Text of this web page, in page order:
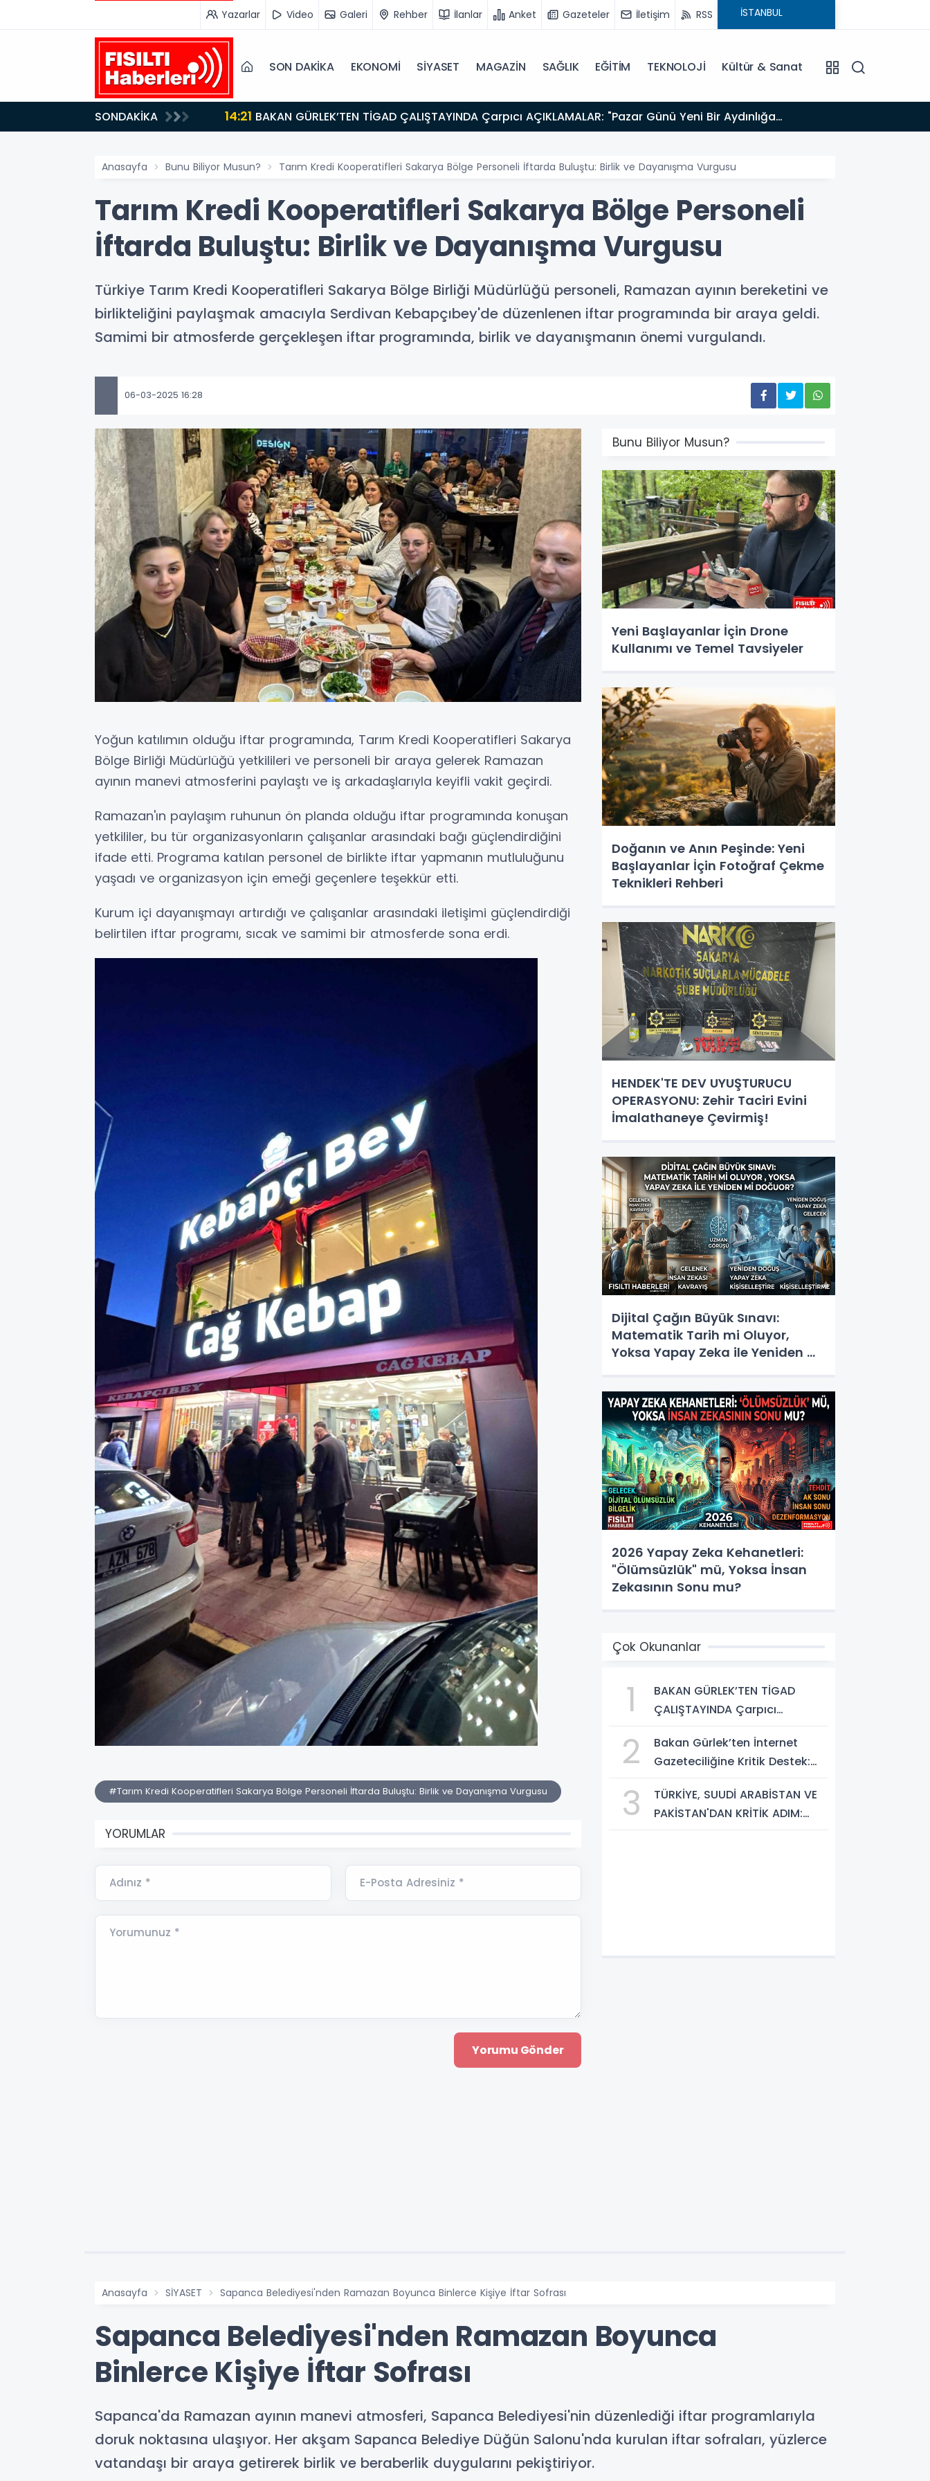
Yazarlar Video Galeri Rehber İlanlar Anket Gazeteler İletişim RSS
SON DAKİKA EKONOMİ SİYASET MAGAZİN SAĞLIK EĞİTİM TEKNOLOJİ Kültür & Sanat
SONDAKİKA 14:21
Uyanacağız"
Anasayfa Bunu Biliyor Musun? Tarım Kredi Kooperatifleri Sakarya Bölge Personeli İftarda Buluştu: Birlik ve Dayanışma Vurgusu
Tarım Kredi Kooperatifleri Sakarya Bölge Personeli
İftarda Buluştu: Birlik ve Dayanışma Vurgusu
Türkiye Tarım Kredi Kooperatifleri Sakarya Bölge Birliği Müdürlüğü personeli, Ramazan ayının bereketini ve
birlikteliğini paylaşmak amacıyla Serdivan Kebapçıbey'de düzenlenen iftar programında bir araya geldi.
Samimi bir atmosferde gerçekleşen iftar programında, birlik ve dayanışmanın önemi vurgulandı.
06-03-2025 16:28
Yoğun katılımın olduğu iftar programında, Tarım Kredi Kooperatifleri Sakarya
Bölge Birliği Müdürlüğü yetkilileri ve personeli bir araya gelerek Ramazan
ayının manevi atmosferini paylaştı ve iş arkadaşlarıyla keyifli vakit geçirdi.
Ramazan'ın paylaşım ruhunun ön planda olduğu iftar programında konuşan
yetkililer, bu tür organizasyonların çalışanlar arasındaki bağı güçlendirdiğini
ifade etti. Programa katılan personel de birlikte iftar yapmanın mutluluğunu
yaşadı ve organizasyon için emeği geçenlere teşekkür etti.
Kurum içi dayanışmayı artırdığı ve çalışanlar arasındaki iletişimi güçlendirdiği
belirtilen iftar programı, sıcak ve samimi bir atmosferde sona erdi.
#Tarım Kredi Kooperatifleri Sakarya Bölge Personeli İftarda Buluştu: Birlik ve Dayanışma Vurgusu
YORUMLAR
Adınız * E-Posta Adresiniz *
Yorumunuz *
Bunu Biliyor Musun?
Yeni Başlayanlar İçin Drone
Kullanımı ve Temel Tavsiyeler
Doğanın ve Anın Peşinde: Yeni
Başlayanlar İçin Fotoğraf Çekme
Teknikleri Rehberi
HENDEK'TE DEV UYUŞTURUCU
OPERASYONU: Zehir Taciri Evini
İmalathaneye Çevirmiş!
Dijital Çağın Büyük Sınavı:
Matematik Tarih mi Oluyor,
Yoksa Yapay Zeka ile Yeniden mi
2026 Yapay Zeka Kehanetleri:
"Ölümsüzlük" mü, Yoksa İnsan
Zekasının Sonu mu?
Çok Okunanlar
1
BAKAN GÜRLEK’TEN TİGAD
ÇALIŞTAYINDA Çarpıcı
Yeni Bir Aydınlığa Uyanacağız"
2
Bakan Gürlek’ten İnternet
Gazeteciliğine Kritik Destek:
Toplanmalıyız, Yasal
Düzenlemeye Hazırız"
3
TÜRKİYE, SUUDİ ARABİSTAN VE
PAKİSTAN'DAN KRİTİK ADIM:
Anasayfa SİYASET Sapanca Belediyesi'nden Ramazan Boyunca Binlerce Kişiye İftar Sofrası
Sapanca Belediyesi'nden Ramazan Boyunca
Binlerce Kişiye İftar Sofrası
Sapanca'da Ramazan ayının manevi atmosferi, Sapanca Belediyesi'nin düzenlediği iftar programlarıyla
doruk noktasına ulaşıyor. Her akşam Sapanca Belediye Düğün Salonu'nda kurulan iftar sofraları, yüzlerce
vatandaşı bir araya getirerek birlik ve beraberlik duygularını pekiştiriyor.